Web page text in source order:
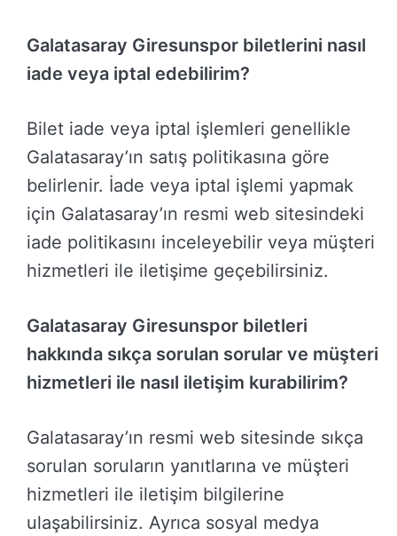
Galatasaray Giresunspor biletlerini nasıl
iade veya iptal edebilirim?
Bilet iade veya iptal işlemleri genellikle
Galatasaray’ın satış politikasına göre
belirlenir. İade veya iptal işlemi yapmak
için Galatasaray’ın resmi web sitesindeki
iade politikasını inceleyebilir veya müşteri
hizmetleri ile iletişime geçebilirsiniz.
Galatasaray Giresunspor biletleri
hakkında sıkça sorulan sorular ve müşteri
hizmetleri ile nasıl iletişim kurabilirim?
Galatasaray’ın resmi web sitesinde sıkça
sorulan soruların yanıtlarına ve müşteri
hizmetleri ile iletişim bilgilerine
ulaşabilirsiniz. Ayrıca sosyal medya